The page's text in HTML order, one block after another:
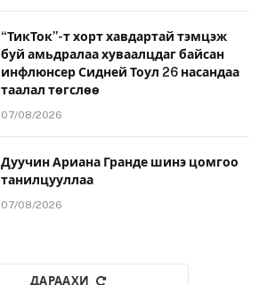
“ТикТок”-т хорт хавдартай тэмцэж
буй амьдралаа хуваалцдаг байсан
инфлюнсер Сидней Тоул 26 насандаа
таалал төгслөө
07/08/2026
Дуучин Ариана Гранде шинэ цомгоо
танилцууллаа
07/08/2026
ДАРААХИ